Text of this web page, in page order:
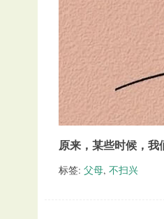
原来，某些时候，我
标签: 父母, 不扫兴